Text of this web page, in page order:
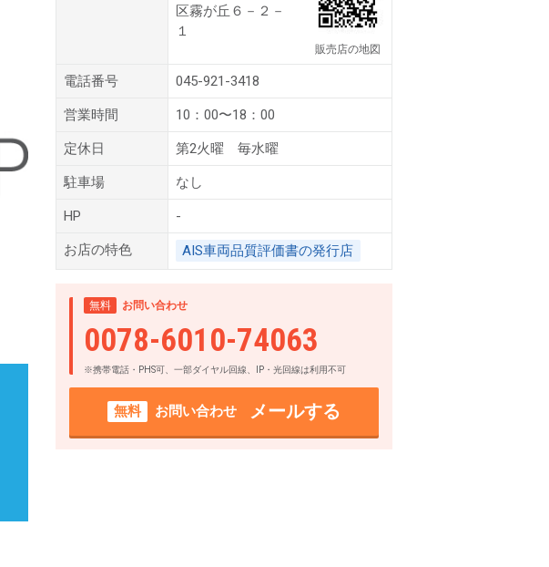
区霧が丘６－２－
１
販売店の地図
電話番号 045-921-3418
営業時間 10：00〜18：00
定休日 第2火曜 毎水曜
駐車場 なし
HP -
お店の特色 AIS車両品質評価書の発行店
無料 お問い合わせ
0078-6010-74063
※携帯電話・PHS可、一部ダイヤル回線、IP・光回線は利用不可
無料 お問い合わせ メールする